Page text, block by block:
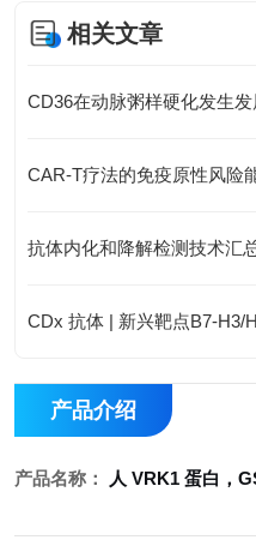
相关文章
CD36在动脉粥样硬化发生
CAR-T疗法的免疫原性风险
抗体内化和降解检测技术汇
CDx 抗体 | 新兴靶点B7-H3/
产品介绍
产品名称： 人 VRK1 蛋白，